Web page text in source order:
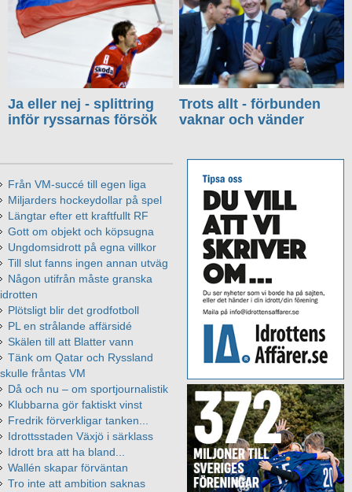
Ja eller nej - splittring
inför ryssarnas försök
Trots allt - förbunden
vaknar och vänder
Från VM-succé till egen liga
Miljarders hockeydollar på spel
Längtar efter ett kraftfullt RF
Gott om objekt och köpsugna
Ungdomsidrott på egna villkor
Till slut fanns ingen annan utväg
Någon utifrån måste granska
idrotten
Plötsligt blir det grodfotboll
PL en strålande affärsidé
Skälen till att Blatter vann
Tänk om Qatar och Ryssland
skulle fråntas VM
Då och nu – om sportjournalistik
Klubbarna gör faktiskt vinst
Fredrik förverkligar tanken...
Idrottsstaden Växjö i särklass
Idrott bra att ha bland...
Wallén skapar förväntan
Tro inte att ambition saknas